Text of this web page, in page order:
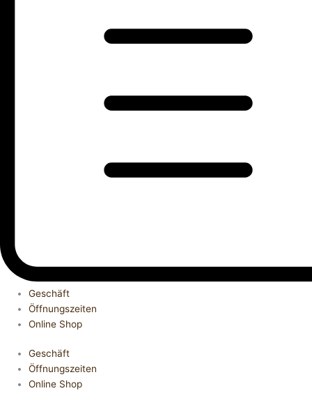
Geschäft
Öffnungszeiten
Online Shop
Geschäft
Öffnungszeiten
Online Shop